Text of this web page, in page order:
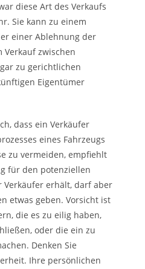
diese Art des Verkaufs
Sie kann zu einem
einer Ablehnung der
Verkauf zwischen
zu gerichtlichen
Eigentümer
dass ein Verkäufer
eines Fahrzeugs
zu vermeiden, empfiehlt
für den potenziellen
Verkäufer erhält, darf aber
etwas geben. Vorsicht ist
die es zu eilig haben,
oder die ein zu
Denken Sie
Ihre persönlichen